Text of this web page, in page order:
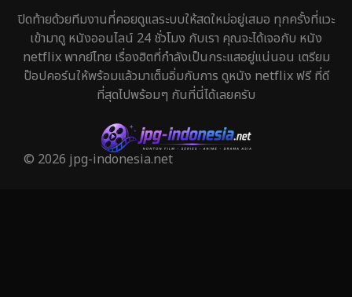
History ประวัติศาสตร์ 45
Holiday 1
Horror สยองขวัญ 320
Inspirational แรงบันดาลใจ
ปิดท้ายด้วยทีมงานที่คอยดูแลระบบให้สดใหม่อยู่เสมอ ทุกครั้งที่แวะ
เข้ามาดู หนังออนไลน์ 24 ชั่วโมง กับเรา คุณจะได้เจอกับ หนัง
netflix พากย์ไทย เรื่องฮิตที่กำลังเป็นกระแสอยู่แน่นอน เตรียม
ป๊อปคอร์นให้พร้อมแล้วมาเต็มอิ่มกับการ ดูหนัง netflix ฟรี ที่ดี
ที่สุดไปพร้อมๆ กันที่นี่ได้เลยครับ
© 2026 jpg-indonesia.net